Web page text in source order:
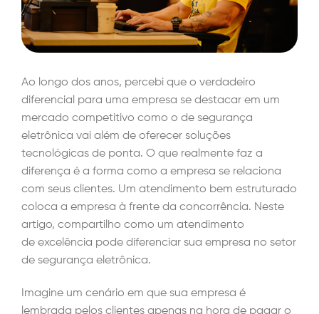
Ao longo dos anos, percebi que o verdadeiro
diferencial para uma empresa se destacar em um
mercado competitivo como o de segurança
eletrônica vai além de oferecer soluções
tecnológicas de ponta. O que realmente faz a
diferença é a forma como a empresa se relaciona
com seus clientes. Um atendimento bem estruturado
coloca a empresa à frente da concorrência. Neste
artigo, compartilho como um atendimento
de excelência pode diferenciar sua empresa no setor
de segurança eletrônica.
Imagine um cenário em que sua empresa é
lembrada pelos clientes apenas na hora de pagar o